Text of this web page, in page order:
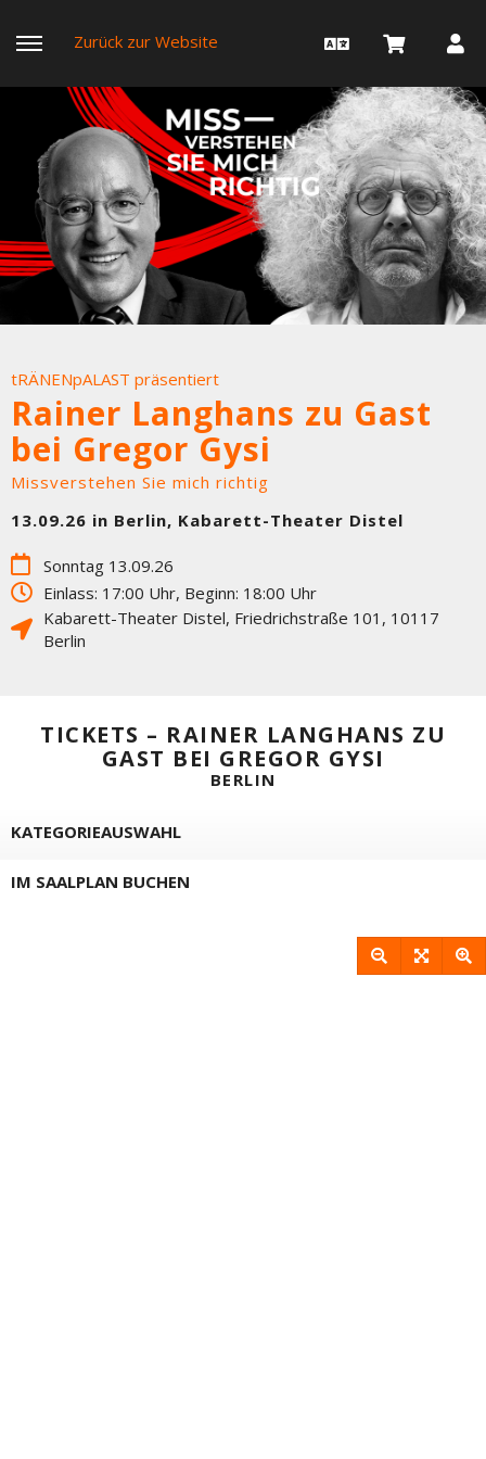
Zurück zur Website
tRÄNENpALAST präsentiert
Rainer Langhans zu Gast
bei Gregor Gysi
Missverstehen Sie mich richtig
13.09.26 in Berlin, Kabarett-Theater Distel
Sonntag 13.09.26
Einlass: 17:00 Uhr, Beginn: 18:00 Uhr
Kabarett-Theater Distel, Friedrichstraße 101 , 10117
Berlin
TICKETS – RAINER LANGHANS ZU
GAST BEI GREGOR GYSI
BERLIN
KATEGORIEAUSWAHL
IM SAALPLAN BUCHEN